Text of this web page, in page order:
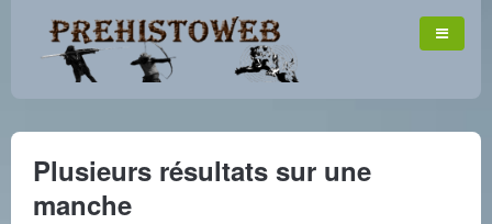
Plusieurs résultats sur une
manche